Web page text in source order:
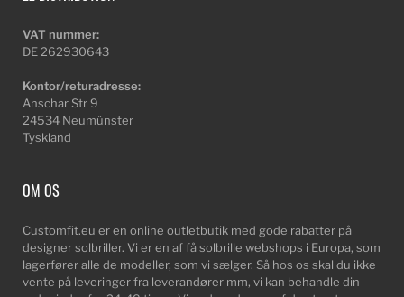
VAT nummer:
DE 262930643
Kontor/returadresse:
Anschar Str 9
24534 Neumünster
Tyskland
OM OS
Customfit.eu er en online outletbutik med gode rabatter på
designer solbriller. Vi er en af få solbrille webshops i Europa, som
lagerfører alle de modeller, som vi sælger. Så hos os skal du ikke
vente på leveringer fra leverandører mm, vi kan behandle din